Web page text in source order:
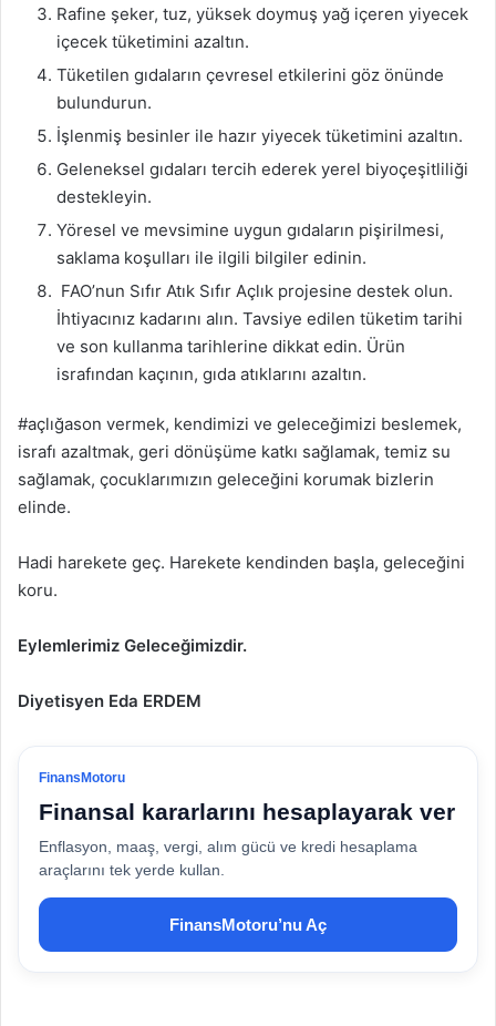
Rafine şeker, tuz, yüksek doymuş yağ içeren yiyecek
içecek tüketimini azaltın.
Tüketilen gıdaların çevresel etkilerini göz önünde
bulundurun.
İşlenmiş besinler ile hazır yiyecek tüketimini azaltın.
Geleneksel gıdaları tercih ederek yerel biyoçeşitliliği
destekleyin.
Yöresel ve mevsimine uygun gıdaların pişirilmesi,
saklama koşulları ile ilgili bilgiler edinin.
FAO’nun Sıfır Atık Sıfır Açlık projesine destek olun.
İhtiyacınız kadarını alın. Tavsiye edilen tüketim tarihi
ve son kullanma tarihlerine dikkat edin. Ürün
israfından kaçının, gıda atıklarını azaltın.
#açlığason vermek, kendimizi ve geleceğimizi beslemek,
israfı azaltmak, geri dönüşüme katkı sağlamak, temiz su
sağlamak, çocuklarımızın geleceğini korumak bizlerin
elinde.
Hadi harekete geç. Harekete kendinden başla, geleceğini
koru.
Eylemlerimiz Geleceğimizdir.
Diyetisyen Eda ERDEM
FinansMotoru
Finansal kararlarını hesaplayarak ver
Enflasyon, maaş, vergi, alım gücü ve kredi hesaplama
araçlarını tek yerde kullan.
FinansMotoru’nu Aç